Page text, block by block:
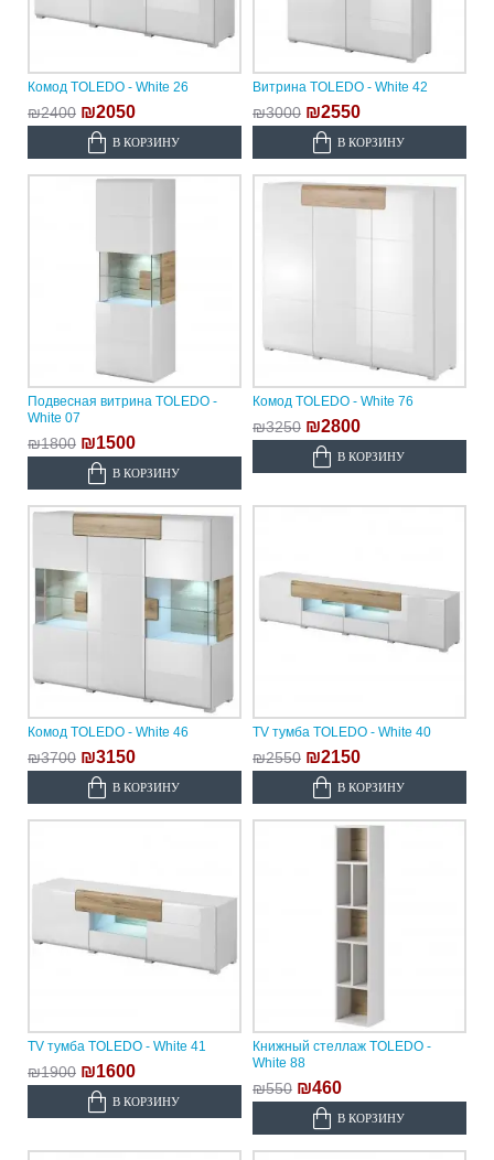
Комод TOLEDO - White 26
₪2400 ₪2050
В КОРЗИНУ
Витрина TOLEDO - White 42
₪3000 ₪2550
В КОРЗИНУ
Подвесная витрина TOLEDO -
White 07
₪1800 ₪1500
В КОРЗИНУ
Комод TOLEDO - White 76
₪3250 ₪2800
В КОРЗИНУ
Комод TOLEDO - White 46
₪3700 ₪3150
В КОРЗИНУ
TV тумба TOLEDO - White 40
₪2550 ₪2150
В КОРЗИНУ
TV тумба TOLEDO - White 41
₪1900 ₪1600
В КОРЗИНУ
Книжный стеллаж TOLEDO -
White 88
₪550 ₪460
В КОРЗИНУ